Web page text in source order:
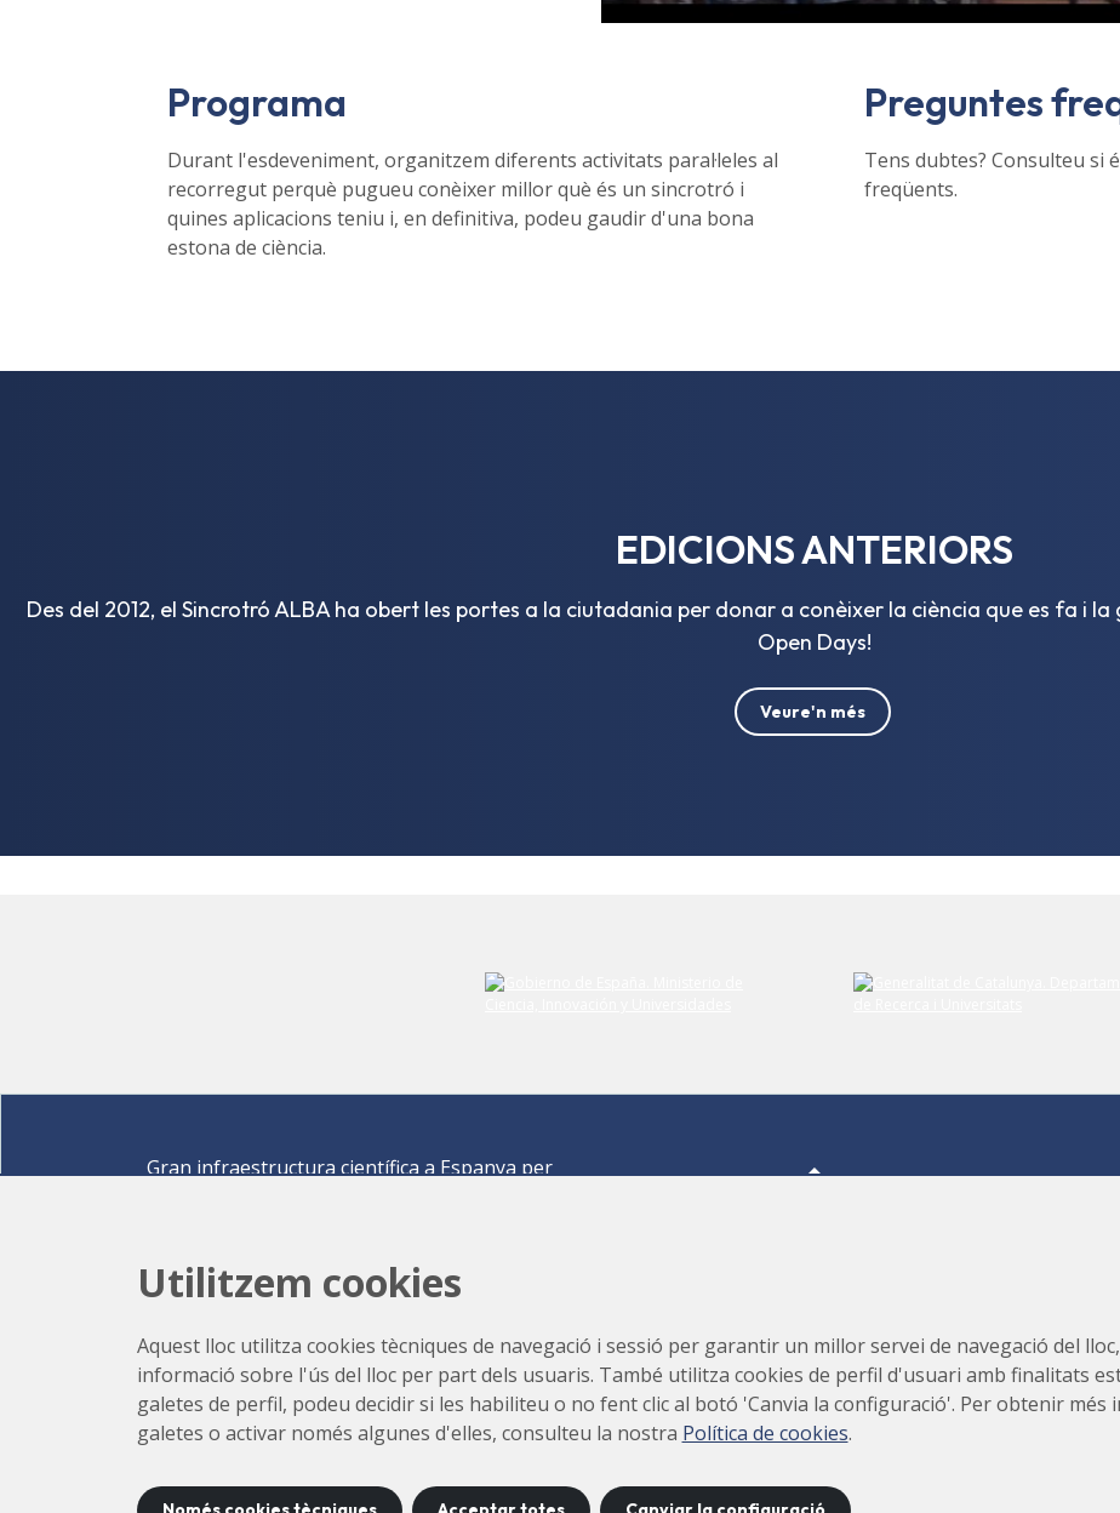
Programa
Durant l'esdeveniment, organitzem diferents activitats paral·leles al
recorregut perquè pugueu conèixer millor què és un sincrotró i
quines aplicacions teniu i, en definitiva, podeu gaudir d'una bona
estona de ciència.
Preguntes
Tens dubtes? Consulteu si
freqüents.
EDICIONS ANTERIORS
Des del 2012, el Sincrotró ALBA ha obert les portes a la ciutadania per donar a conèixer la ciència que es fa i
Open Days!
Veure'n més
Laboratori de Llum Sincrotró (CELLS)
Gran infraestructura científica a Espanya per
Carrer de la Llum 2-26 08290 Cerdanyola del Vallès,
Com arribar
+34 93 592 43 00
Utilitzem cookies
Aquest lloc utilitza cookies tècniques de navegació i sessió per garantir un millor servei de navegació del
informació sobre l'ús del lloc per part dels usuaris. També utilitza cookies de perfil d'usuari amb finalitats
galetes de perfil, podeu decidir si les habiliteu o no fent clic al botó 'Canvia la configuració'. Per obtenir més
galetes o activar només algunes d'elles, consulteu la nostra Política de cookies.